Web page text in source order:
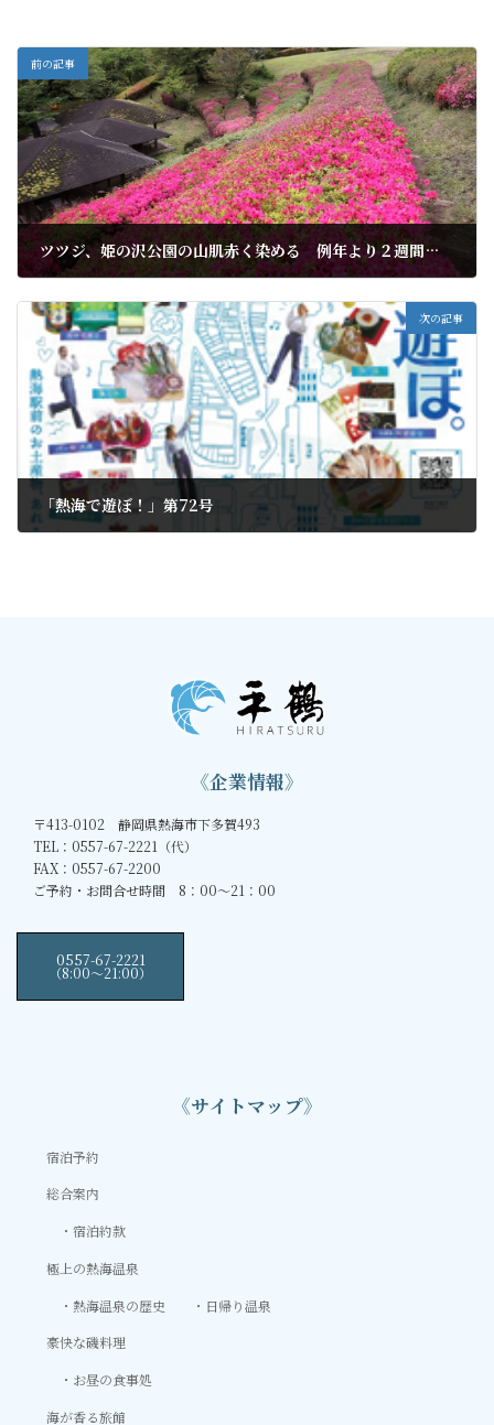
前の記事
ツツジ、姫の沢公園の山肌赤く染める 例年より２週間早く見ご
次の記事
「熱海で遊ぼ！」第72号
《企業情報》
〒413-0102 静岡県熱海市下多賀493
TEL：0557-67-2221（代）
FAX：0557-67-2200
ご予約・お問合せ時間 8：00～21：00
0557-67-2221
（8:00〜21:00）
《サイトマップ》
宿泊予約
総合案内
宿泊約款
極上の熱海温泉
熱海温泉の歴史
日帰り温泉
豪快な磯料理
お昼の食事処
海が香る旅館